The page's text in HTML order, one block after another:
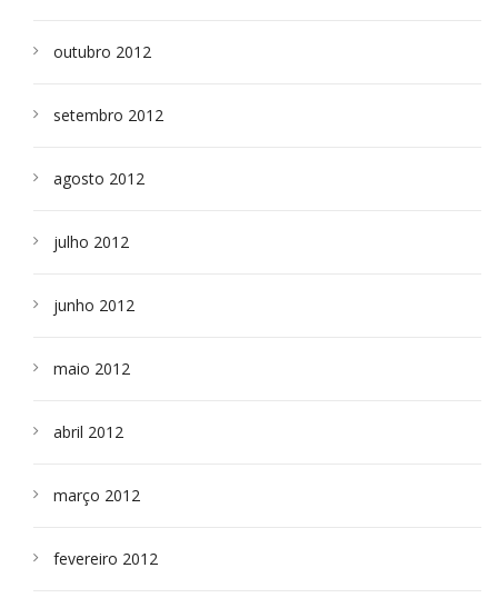
outubro 2012
setembro 2012
agosto 2012
julho 2012
junho 2012
maio 2012
abril 2012
março 2012
fevereiro 2012